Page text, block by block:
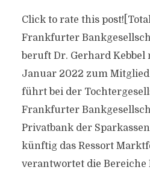
Click to rate this
Frankfurter
beruft Dr. Gerhard
Januar 2022 zum Mitglied
führt bei der
Frankfurter
Privatbank der
künftig das Ressort
verantwortet die Bereiche